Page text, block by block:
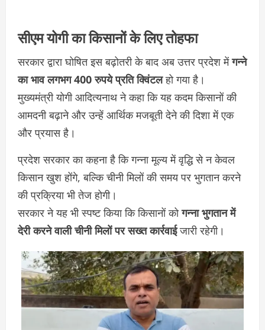
सीएम योगी का किसानों के लिए तोहफा
सरकार द्वारा घोषित इस बढ़ोतरी के बाद अब उत्तर प्रदेश मेंगन्ने
का भाव लगभग 400 रुपये प्रति क्विंटलहो गया है।
मुख्यमंत्री योगी आदित्यनाथ ने कहा कि यह कदम किसानों की
आमदनी बढ़ाने और उन्हें आर्थिक मजबूती देने की दिशा में एक
और प्रयास है।
प्रदेश सरकार का कहना है कि गन्ना मूल्य में वृद्धि से न केवल
किसान खुश होंगे, बल्कि चीनी मिलों की समय पर भुगतान करने
की प्रक्रिया भी तेज होगी।
सरकार ने यह भी स्पष्ट किया कि किसानों कोगन्ना भुगतान में
देरी करने वाली चीनी मिलों पर सख्त कार्रवाईजारी रहेगी।